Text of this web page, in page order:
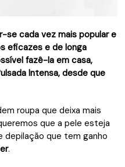
se cada vez mais popular e
eficazes e de longa
fazê-la em casa,
Intensa, desde que
roupa que deixa mais
que a pele esteja
depilação que tem ganho
.